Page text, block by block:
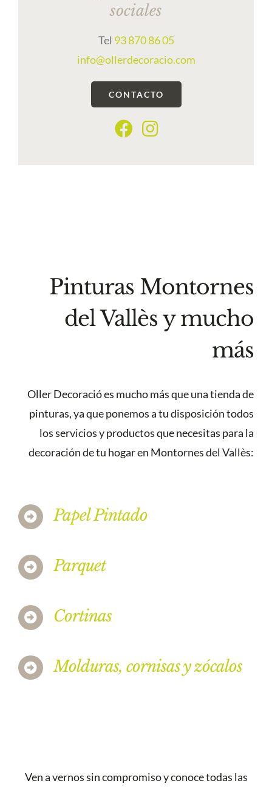
sociales
Tel 93 870 86 05
info@ollerdecoracio.com
CONTACTO
Pinturas Montornes
del Vallès y mucho
más
Oller Decoració es mucho más que una tienda de
pinturas, ya que ponemos a tu disposición todos
los servicios y productos que necesitas para la
decoración de tu hogar en Montornes del Vallès:
Papel Pintado
Parquet
Cortinas
Molduras, cornisas y zócalos
Ven a vernos sin compromiso y conoce todas las